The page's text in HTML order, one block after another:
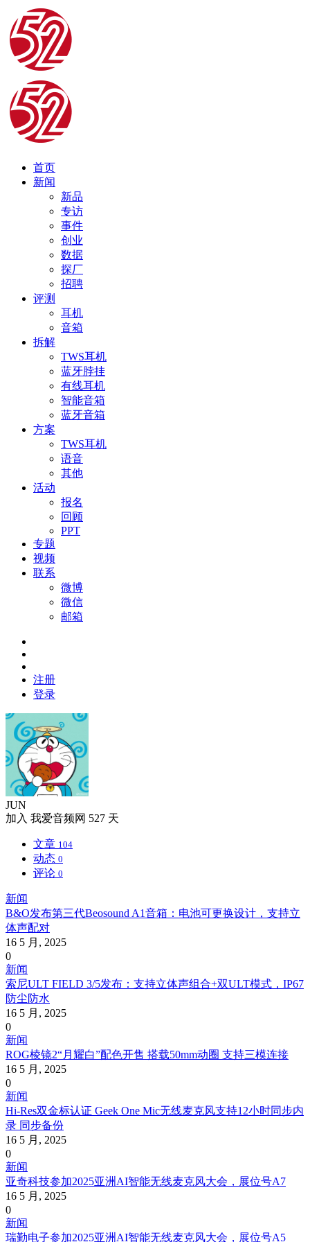
首页
新闻
新品
专访
事件
创业
数据
探厂
招聘
评测
耳机
音箱
拆解
TWS耳机
蓝牙脖挂
有线耳机
智能音箱
蓝牙音箱
方案
TWS耳机
语音
其他
活动
报名
回顾
PPT
专题
视频
联系
微博
微信
邮箱
注册
登录
JUN
加入 我爱音频网 527 天
文章 104
动态 0
评论 0
新闻
B&O发布第三代Beosound A1音箱：电池可更换设计，支持立
体声配对
16 5 月, 2025
0
新闻
索尼ULT FIELD 3/5发布：支持立体声组合+双ULT模式，IP67
防尘防水
16 5 月, 2025
0
新闻
​ROG棱镜2“月耀白”配色开售 搭载50mm动圈 支持三模连接
16 5 月, 2025
0
新闻
Hi-Res双金标认证 Geek One Mic无线麦克风支持12小时同步内
录 同步备份
16 5 月, 2025
0
新闻
亚奇科技参加2025亚洲AI智能无线麦克风大会，展位号A7
16 5 月, 2025
0
新闻
瑞勤电子参加2025亚洲AI智能无线麦克风大会，展位号A5